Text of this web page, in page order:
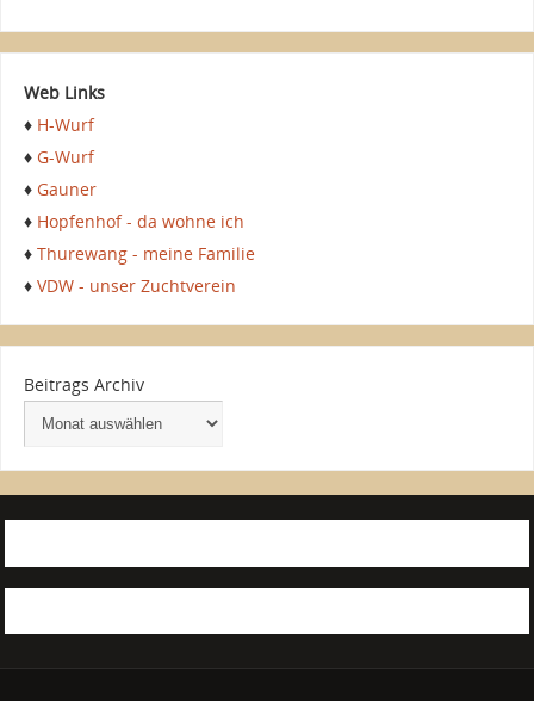
Web Links
♦ H-Wurf
♦ G-Wurf
♦ Gauner
♦ Hopfenhof - da wohne ich
♦ Thurewang - meine Familie
♦ VDW - unser Zuchtverein
Beitrags Archiv